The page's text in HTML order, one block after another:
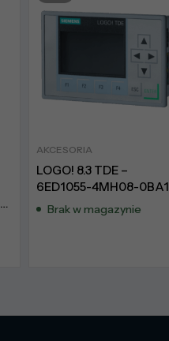
AKCESORIA
LOGO! 8.3 TDE –
6ED1055-4MH08-0BA1
Brak w magazynie